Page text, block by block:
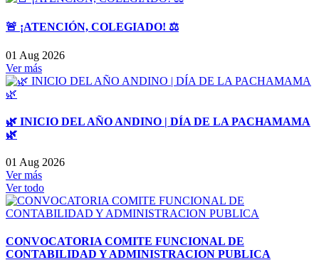
🚨 ¡ATENCIÓN, COLEGIADO! ⚖️
01 Aug 2026
Ver más
🌿 INICIO DEL AÑO ANDINO | DÍA DE LA PACHAMAMA
🌿
01 Aug 2026
Ver más
Ver todo
CONVOCATORIA COMITE FUNCIONAL DE
CONTABILIDAD Y ADMINISTRACION PUBLICA